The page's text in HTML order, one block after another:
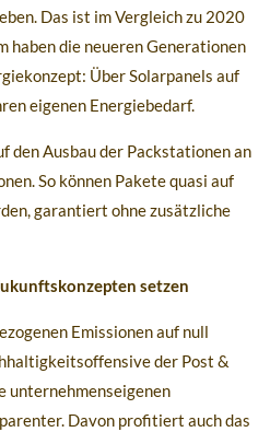
Das ist im Vergleich zu 2020
haben die neueren Generationen
Über Solarpanels auf
eigenen Energiebedarf.
den Ausbau der Packstationen an
So können Pakete quasi auf
garantiert ohne zusätzliche
setzen
Emissionen auf null
der Post &
unternehmenseigenen
Davon profitiert auch das